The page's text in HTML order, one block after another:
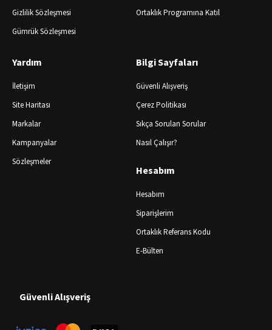
Gizlilik Sözleşmesi
Gümrük Sözleşmesi
Ortaklık Programına Katıl
Yardım
İletişim
Site Haritası
Markalar
Kampanyalar
Sözleşmeler
Bilgi Sayfaları
Güvenli Alışveriş
Çerez Politikası
Sıkça Sorulan Sorular
Nasıl Çalışır?
Hesabım
Hesabım
Siparişlerim
Ortaklık Referans Kodu
E-Bülten
Güvenli Alışveriş